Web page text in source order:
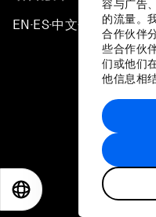
容与广告
的流量。
合作伙伴
些合作伙
们或他们
他信息相
EN ▪ES▪中文▪ 日本語